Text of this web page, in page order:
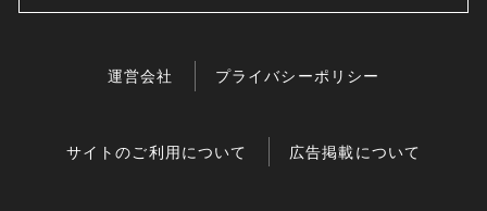
運営会社 プライバシーポリシー
サイトのご利用について 広告掲載について